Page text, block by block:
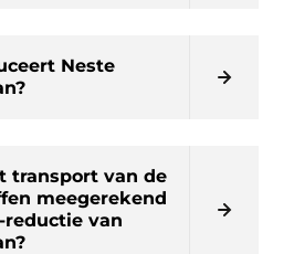
Neste
transport van de
meegerekend
reductie van